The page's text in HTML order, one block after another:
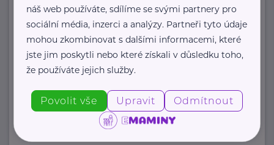
náš web používáte, sdílíme se svými partnery pro
sociální média, inzerci a analýzy. Partneři tyto údaje
mohou zkombinovat s dalšími informacemi, které
jste jim poskytli nebo které získali v důsledku toho,
že používáte jejich služby.
Povolit vše Upravit Odmítnout